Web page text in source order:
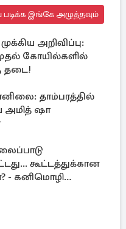
இங்கே அழுத்தவும்
அறிவிப்பு:
கோயில்களில்
தடை!
தாம்பரத்தில்
அமித் ஷா
கூட்டத்துக்கான
- கனிமொழி